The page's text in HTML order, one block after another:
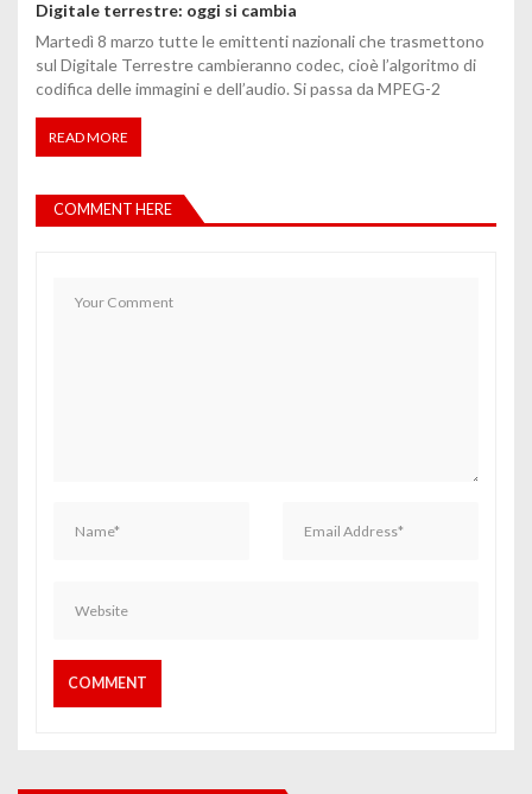
Digitale terrestre: oggi si cambia
Martedì 8 marzo tutte le emittenti nazionali che trasmettono
sul Digitale Terrestre cambieranno codec, cioè l’algoritmo di
codifica delle immagini e dell’audio. Si passa da MPEG-2
READ MORE
COMMENT HERE